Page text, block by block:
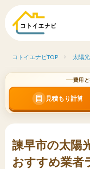
コトイエナビTOP 太陽
費用
見積もり計算
諫早市の太陽
おすすめ業者